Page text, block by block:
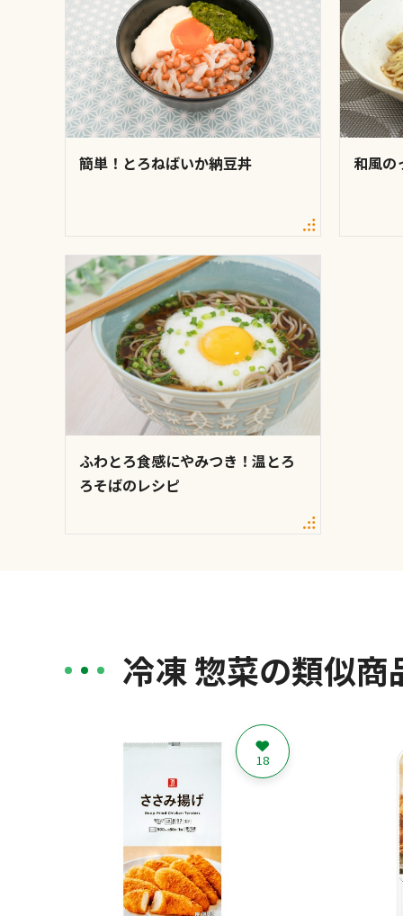
簡単！とろねばいか納豆丼 和風の
ふわとろ食感にやみつき！温とろ
ろそばのレシピ
冷凍 惣菜の類似商
18